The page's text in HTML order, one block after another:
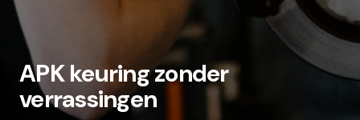
APK keuring zonder
verrassingen